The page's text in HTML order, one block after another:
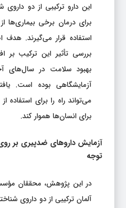
این دارو ترکیبی از دو
برای درمان برخی بیماری‌ها
استفاده قرار می‌گیرند. هدف
بررسی تأثیر این ترکیب
بهبود سلامت در سال‌های
آزمایشگاهی بوده است.
می‌تواند راه را برای استفاده
برای انسان‌ها هموار کند.
آزمایش داروهای ضدپیری بر
توجه
در این پژوهش، محققان
آلمان ترکیبی از دو داروی